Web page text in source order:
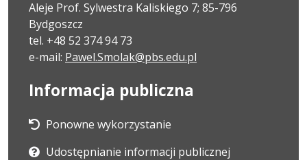
Aleje Prof. Sylwestra Kaliskiego 7; 85-796
Bydgoszcz
tel. +48 52 374 94 73
e-mail: Pawel.Smolak@pbs.edu.pl
Informacja publiczna
Ponowne wykorzystanie
Udostępnianie informacji publicznej